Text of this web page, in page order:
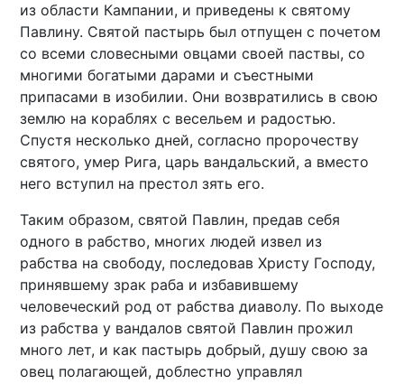
из области Кампании, и приведены к святому
Павлину. Святой пастырь был отпущен с почетом
со всеми словесными овцами своей паствы, со
многими богатыми дарами и съестными
припасами в изобилии. Они возвратились в свою
землю на кораблях с весельем и радостью.
Спустя несколько дней, согласно пророчеству
святого, умер Рига, царь вандальский, а вместо
него вступил на престол зять его.
Таким образом, святой Павлин, предав себя
одного в рабство, многих людей извел из
рабства на свободу, последовав Христу Господу,
принявшему зрак раба и избавившему
человеческий род от рабства диаволу. По выходе
из рабства у вандалов святой Павлин прожил
много лет, и как пастырь добрый, душу свою за
овец полагающей, доблестно управлял